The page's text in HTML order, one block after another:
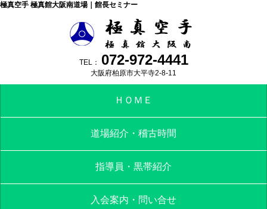
極真空手 極真館大阪南道場｜館長セミナー
TEL： 072-972-4441
大阪府柏原市大平寺2-8-11
ＨＯＭＥ
道場紹介・稽古時間
指導員・黒帯紹介
入会案内・問い合せ